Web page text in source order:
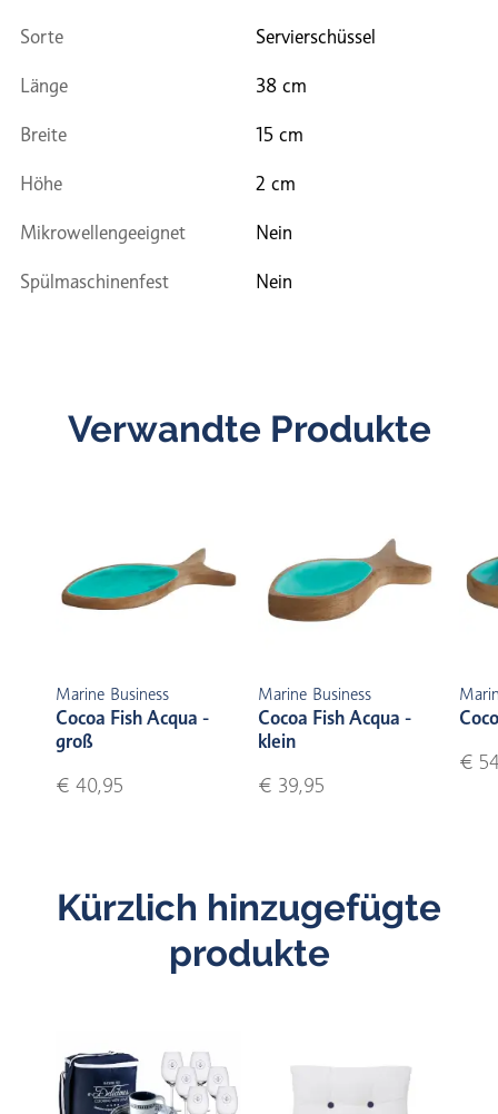
Sorte Servierschüssel
Länge 38 cm
Breite 15 cm
Höhe 2 cm
Mikrowellengeeignet Nein
Spülmaschinenfest Nein
Verwandte Produkte
Marine Business
Cocoa Fish Acqua -
groß
€ 40,95
Marine Business
Cocoa Fish Acqua -
klein
€ 39,95
€
Kürzlich hinzugefügte
produkte